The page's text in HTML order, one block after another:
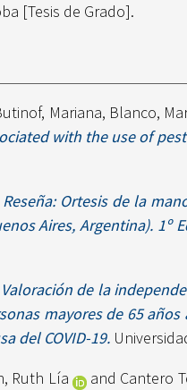
[Tesis de Grado].
Mariana, Blanco,
with the use of
Reseña: Ortesis de la
Aires, Argentina). 1º
Valoración de la
mayores de 65
del COVID-19.
Ruth Lía and Cantero